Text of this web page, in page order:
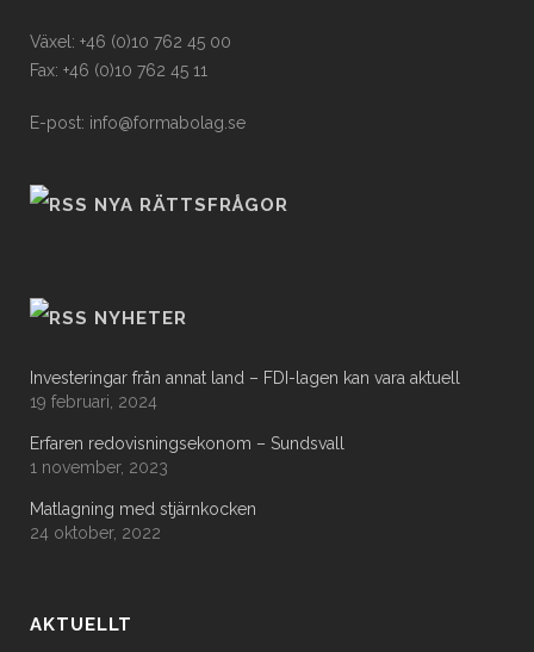
Växel: +46 (0)10 762 45 00
Fax: +46 (0)10 762 45 11
E-post: info@formabolag.se
NYA RÄTTSFRÅGOR
NYHETER
Investeringar från annat land – FDI-lagen kan vara aktuell
19 februari, 2024
Erfaren redovisningsekonom – Sundsvall
1 november, 2023
Matlagning med stjärnkocken
24 oktober, 2022
AKTUELLT